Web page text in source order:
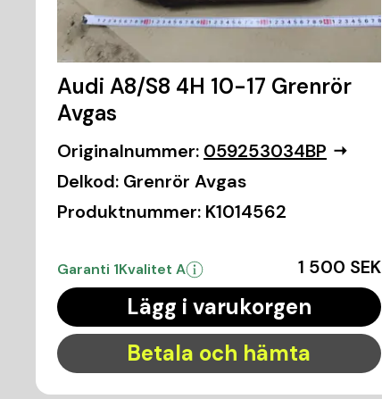
Audi A8/S8 4H 10-17 Grenrör
Avgas
Originalnummer: 059253034BP
Delkod: Grenrör Avgas
Produktnummer: K1014562
Garanti 1Kvalitet A 1 500 SEK
Lägg i varukorgen
Betala och hämta